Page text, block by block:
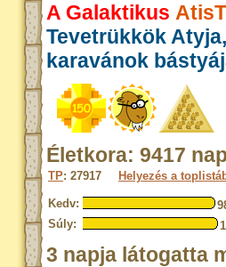
A Galaktikus
Tevetrükkök
karavánok
Életkora: 9417
TP: 27917 Helyezés a
Kedv:
Súly:
3 napja látogatta